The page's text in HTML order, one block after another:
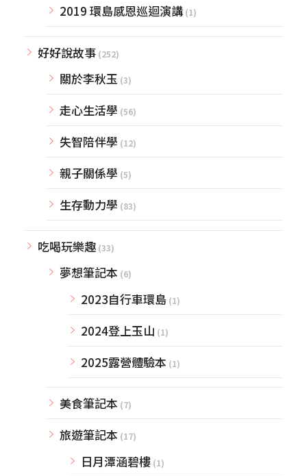
2019 環島感恩巡迴演講 (1)
好好說故事 (252)
關於李秋玉 (3)
走心生活學 (56)
失智陪伴學 (12)
親子關係學 (5)
生存動力學 (83)
吃喝玩樂趣 (33)
夢想筆記本 (6)
2023自行車環島 (1)
2024登上玉山 (1)
2025露營體驗本 (1)
美食筆記本 (7)
旅遊筆記本 (17)
日月潭涵碧樓 (1)